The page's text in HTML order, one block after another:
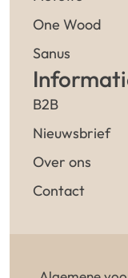
One Wood
Sanus
B2B
Nieuwsbrief
Over ons
Contact